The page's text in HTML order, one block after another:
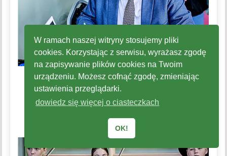
W ramach naszej witryny stosujemy pliki
cookies. Korzystając z serwisu, wyrażasz zgodę
na zapisywanie plików cookies na Twoim
urządzeniu. Możesz cofnąć zgodę, zmieniając
ustawienia przeglądarki.
dowiedz się więcej o ciasteczkach
OK!